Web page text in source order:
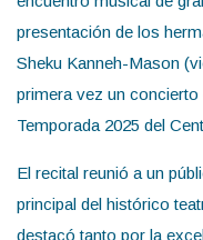
presentación de los
Sheku Kanneh-Mason
primera vez un
Temporada 2025 del
El recital reunió a un
principal del histórico
destacó tanto por la